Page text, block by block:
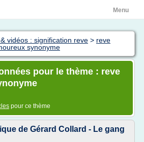
Menu
vidéos : signification reve > reve
synonyme
pour le thème : reve
pour ce thème
de Gérard Collard - Le gang